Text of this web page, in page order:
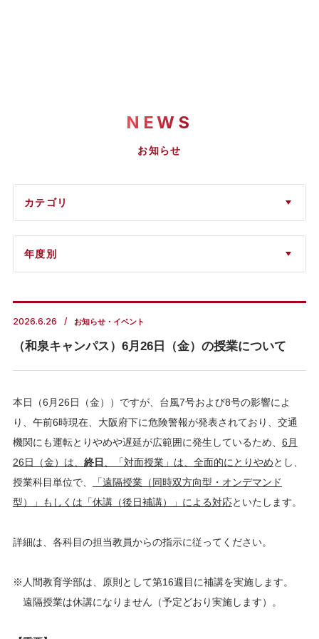
NEWS
お知らせ
2026.6.26 お知らせ・イベント
（和泉キャンパス）6月26日（金）の授業について
本日（6月26日（金））ですが、台風7号および8号の影響によ
り、午前6時現在、大阪府下に危険警報が発表されており、交通
機関にも運転とりやめや遅延が広範囲に発生しているため、 6月
26日（金）は、 終日 、「対面授業」は、全面的にとりやめとし、
授業科目単位で、
「遠隔授業（同時双方向型・オンデマンド
型）」もしくは「休講（後日補講）」による対応といたします。
詳細は、各科目の担当教員からの指示に従ってください。
※人間教育学部は、原則として第16週目に補講を実施します。
遠隔授業は休講になりません（予定どおり実施します）。
カテゴリ
年度別